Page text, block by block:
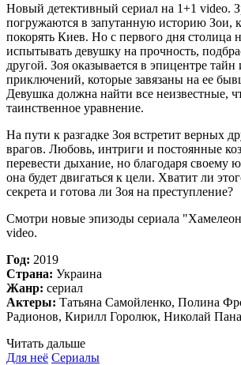
Новый детективный сериал на 1+1 video.
погружаются в запутанную историю Зои,
покорять Киев. Но с первого дня столица
испытывать девушку на прочность,
другой. Зоя оказывается в эпицентре
приключений, которые завязаны на ее
Девушка должна найти все неизвестные,
таинственное уравнение.
На пути к разгадке Зоя встретит верных
врагов. Любовь, интриги и постоянные
перевести дыхание, но благодаря своему
она будет двигаться к цели. Хватит ли
секрета и готова ли Зоя на преступление?
Смотри новые эпизоды сериала
video.
Год: 2019
Страна: Украина
Жанр: сериал
Актеры: Татьяна Самойленко, Полина
Радионов, Кирилл Горолюк, Николай
Читать дальше
Для неё Сериалы